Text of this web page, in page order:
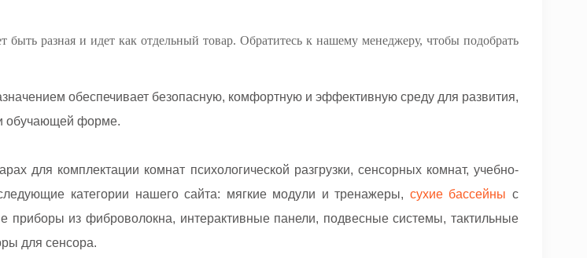
быть разная и идет как отдельный товар. Обратитесь к нашему менеджеру, чтобы подобрать
обеспечивает безопасную, комфортную и эффективную среду для развития,
и обучающей форме.
для комплектации комнат психологической разгрузки, сенсорных комнат, учебно-
категории нашего сайта: мягкие модули и тренажеры, сухие бассейны с
приборы из фиброволокна, интерактивные панели, подвесные системы, тактильные
для сенсора.